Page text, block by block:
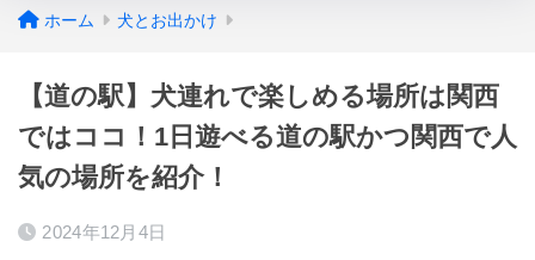
ホーム 犬とお出かけ
【道の駅】犬連れで楽しめる場所は関西
ではココ！1日遊べる道の駅かつ関西で人
気の場所を紹介！
2024年12月4日